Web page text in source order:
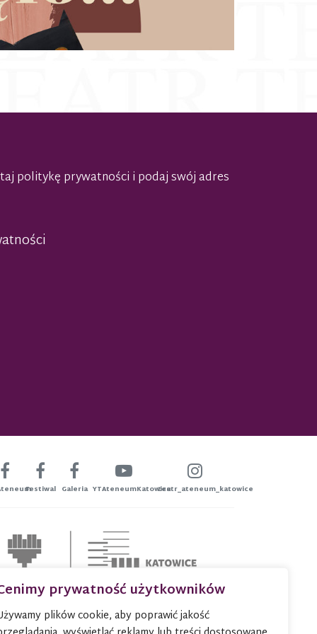
prywatność użytkowników
plików cookie, aby poprawić jakość
politykę prywatności i podaj swój adres
Festiwal Galeria YTAteneumKatowiceteatr_ateneum_katowice